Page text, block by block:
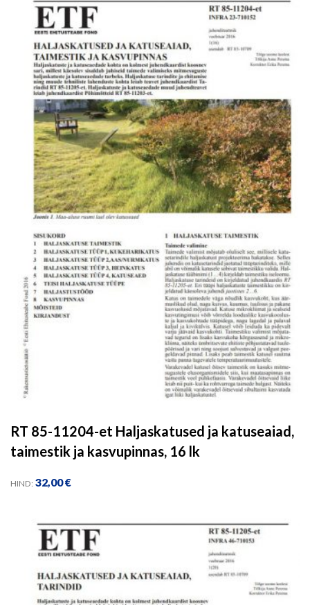
RT 85-11204-et Haljaskatused ja katuseaiad,
taimestik ja kasvupinnas, 16 lk
HIND: 32,00€